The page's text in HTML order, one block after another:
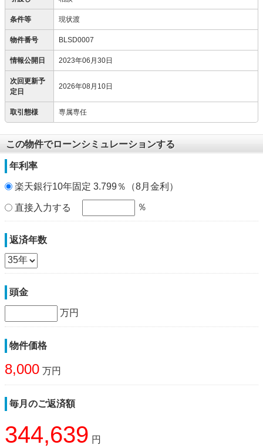
条件等 現状渡
物件番号 BLSD0007
情報公開日 2023年06月30日
次回更新予
定日
2026年08月10日
取引態様 専属専任
この物件でローンシミュレーションする
年利率
楽天銀行10年固定 3.799％（8月金利）
直接入力する ％
返済年数
頭金
万円
物件価格
8,000 万円
毎月のご返済額
344,639 円